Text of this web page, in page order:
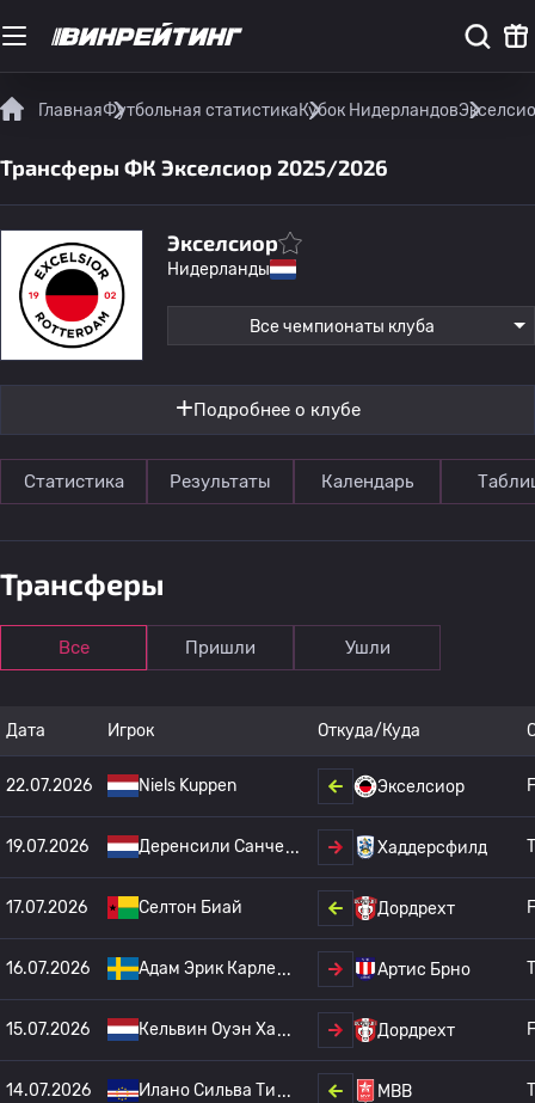
ГлавнаяФутбольная статистикаКубок Нидерландов
Трансферы ФК Экселсиор 2025/2026
Экселсиор
Нидерланды
Все чемпионаты клуба
Подробнее о клубе
Статистика Результаты Календарь
Трансферы
Все Пришли Ушли
Дата Игрок Откуда/Куда
22.07.2026 Niels Kuppen Экселсиор
19.07.2026 Деренсили Санче Хаддерсфилд
17.07.2026 Селтон Биай Дордрехт
16.07.2026 Адам Эрик Карле Артис Брно
15.07.2026 Кельвин Оуэн Ха Дордрехт
14.07.2026 Илано Сильва Ти МВВ